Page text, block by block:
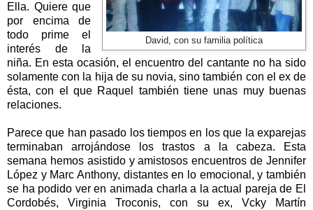
David, con su familia política
Ella. Quiere que
por encima de
todo prime el
interés de la
niña. En esta ocasión, el encuentro del cantante no ha sido
solamente con la hija de su novia, sino también con el ex de
ésta, con el que Raquel también tiene unas muy buenas
relaciones.
Parece que han pasado los tiempos en los que la exparejas
terminaban arrojándose los trastos a la cabeza. Esta
semana hemos asistido y amistosos encuentros de Jennifer
López y Marc Anthony, distantes en lo emocional, y también
se ha podido ver en animada charla a la actual pareja de El
Cordobés, Virginia Troconis, con su ex, Vcky Martín